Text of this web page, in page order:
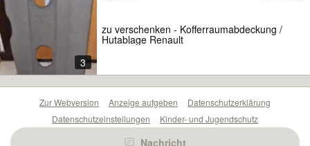
3
zu verschenken - Kofferraumabdeckung /
Hutablage Renault
Nachricht
Zur Webversion Anzeige aufgeben
Datenschutzerklärung
Datenschutzeinstellungen
Kinder- und Jugendschutz
Barrierefreiheitserklärung